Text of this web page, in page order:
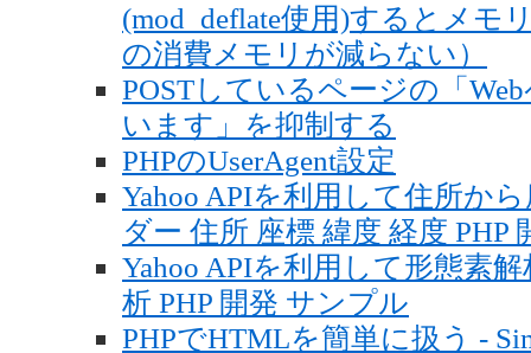
(mod_deflate使用)するとメモ
の消費メモリが減らない）
POSTしているページの「
います」を抑制する
PHPのUserAgent設定
Yahoo APIを利用して住所か
ダー 住所 座標 緯度 経度 PHP
Yahoo APIを利用して形態素
析 PHP 開発 サンプル
PHPでHTMLを簡単に扱う -